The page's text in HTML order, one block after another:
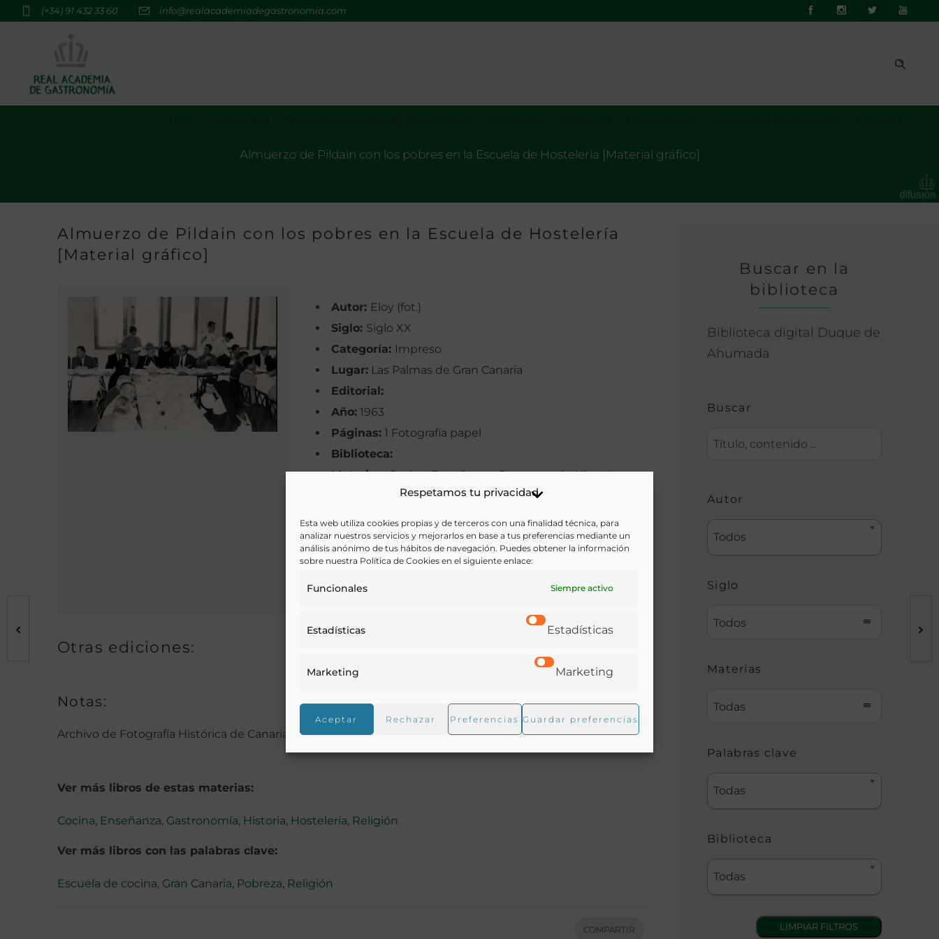
Respetamos tu privacidad
Esta web utiliza cookies propias y de terceros con una finalidad técnica, para
analizar nuestros servicios y mejorarlos en base a tus preferencias mediante un
análisis anónimo de tus hábitos de navegación. Puedes obtener la información
sobre nuestra Política de Cookies en el siguiente enlace:
Funcionales Siempre activo
Estadísticas Estadísticas
Marketing Marketing
Aceptar Rechazar Preferencias Guardar preferencias
(+34) 91 432 33 60 info@realacademiadegastronomia.com
Almuerzo de Pildain con los pobres en la Escuela de Hostelería [Material gráfico]
Almuerzo de Pildain con los pobres en la Escuela de Hostelería
[Material gráfico]
Autor: Eloy (fot.)
Siglo: Siglo XX
Categoría: Impreso
Lugar: Las Palmas de Gran Canaria
Editorial:
Año: 1963
Páginas: 1 Fotografía papel
Biblioteca:
Materias:Cocina, Enseñanza, Gastronomía, Historia,
Hostelería, Religión
Palabras clave:
Escuela de cocina, Gran Canaria,
Pobreza, Religión
Idioma:Castellano
Otras ediciones:
Notas:
Archivo de Fotografía Histórica de Canarias
Ver más libros de estas materias:
Cocina, Enseñanza, Gastronomía, Historia, Hostelería, Religión
Ver más libros con las palabras clave:
Escuela de cocina, Gran Canaria, Pobreza, Religión
COMPARTIR
Buscar en la
biblioteca
Biblioteca digital Duque de
Ahumada
Buscar
Autor
Todos
Siglo
Todos
Materias
Todas
Palabras clave
Todas
Biblioteca
Todas